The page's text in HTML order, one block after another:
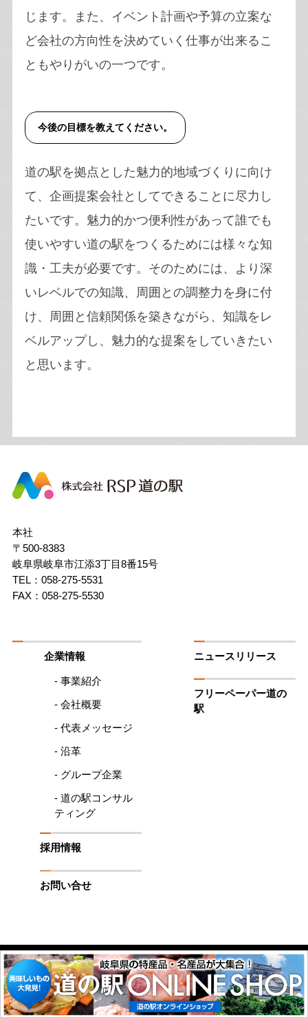
じます。また、イベント計画や予算の立案な
ど会社の方向性を決めていく仕事が出来るこ
ともやりがいの一つです。
今後の目標を教えてください。
道の駅を拠点とした魅力的地域づくりに向け
て、企画提案会社としてできることに尽力し
たいです。魅力的かつ便利性があって誰でも
使いやすい道の駅をつくるためには様々な知
識・工夫が必要です。そのためには、より深
いレベルでの知識、周囲との調整力を身に付
け、周囲と信頼関係を築きながら、知識をレ
ベルアップし、魅力的な提案をしていきたい
と思います。
株
式
RSP
道
の
駅
本社
〒500-8383
岐阜県岐阜市江添3丁目8番15号
TEL：058-275-5531
FAX：058-275-5530
企業情報
- 事業紹介
- 会社概要
- 代表メッセージ
- 沿革
- グループ企業
- 道の駅コンサル
ティング
ニュースリリース
フリーペーパー道の
駅
採用情報
お問い合せ
プライバシーポリシー
Copyright © 2020-2023 RSP MICHINOEKI All rights Reserved.